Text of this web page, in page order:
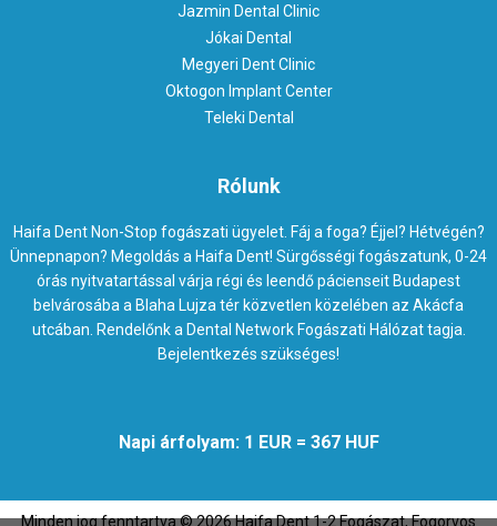
Jazmin Dental Clinic
Jókai Dental
Megyeri Dent Clinic
Oktogon Implant Center
Teleki Dental
Rólunk
Haifa Dent Non-Stop fogászati ügyelet. Fáj a foga? Éjjel? Hétvégén?
Ünnepnapon? Megoldás a Haifa Dent! Sürgősségi fogászatunk, 0-24
órás nyitvatartással várja régi és leendő pácienseit Budapest
belvárosába a Blaha Lujza tér közvetlen közelében az Akácfa
utcában. Rendelőnk a Dental Network Fogászati Hálózat tagja.
Bejelentkezés szükséges!
Napi árfolyam: 1 EUR = 367 HUF
Minden jog fenntartva ©2026Haifa Dent 1-2 Fogászat, Fogorvos